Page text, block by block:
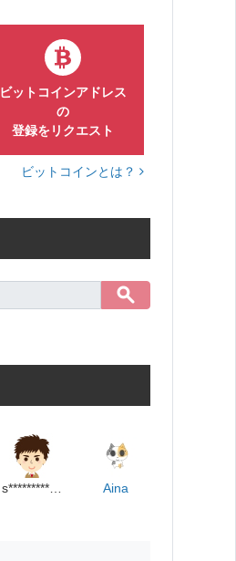
ビットコインアドレス
の
登録をリクエスト
ビットコインとは？
s**************************p Aina